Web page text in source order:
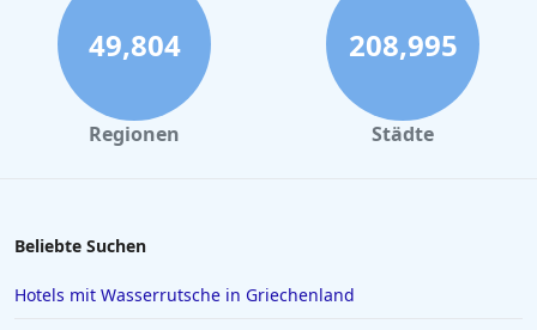
49,804
Regionen
208,995
Städte
Beliebte Suchen
Hotels mit Wasserrutsche in Griechenland